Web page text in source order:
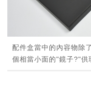
配件盒當中的內容物除
個相當小面的"鏡子?"供